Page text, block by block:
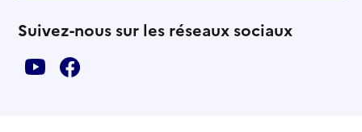
Suivez-nous sur les réseaux sociaux